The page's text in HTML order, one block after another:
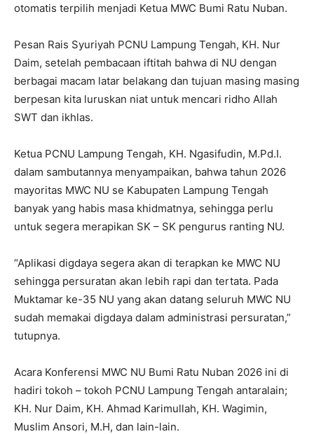
otomatis terpilih menjadi Ketua MWC Bumi Ratu Nuban.
Pesan Rais Syuriyah PCNU Lampung Tengah, KH. Nur
Daim, setelah pembacaan iftitah bahwa di NU dengan
berbagai macam latar belakang dan tujuan masing masing
berpesan kita luruskan niat untuk mencari ridho Allah
SWT dan ikhlas.
Ketua PCNU Lampung Tengah, KH. Ngasifudin, M.Pd.I.
dalam sambutannya menyampaikan, bahwa tahun 2026
mayoritas MWC NU se Kabupaten Lampung Tengah
banyak yang habis masa khidmatnya, sehingga perlu
untuk segera merapikan SK – SK pengurus ranting NU.
“Aplikasi digdaya segera akan di terapkan ke MWC NU
sehingga persuratan akan lebih rapi dan tertata. Pada
Muktamar ke-35 NU yang akan datang seluruh MWC NU
sudah memakai digdaya dalam administrasi persuratan,”
tutupnya.
Acara Konferensi MWC NU Bumi Ratu Nuban 2026 ini di
hadiri tokoh – tokoh PCNU Lampung Tengah antaralain;
KH. Nur Daim, KH. Ahmad Karimullah, KH. Wagimin,
Muslim Ansori, M.H, dan lain-lain.